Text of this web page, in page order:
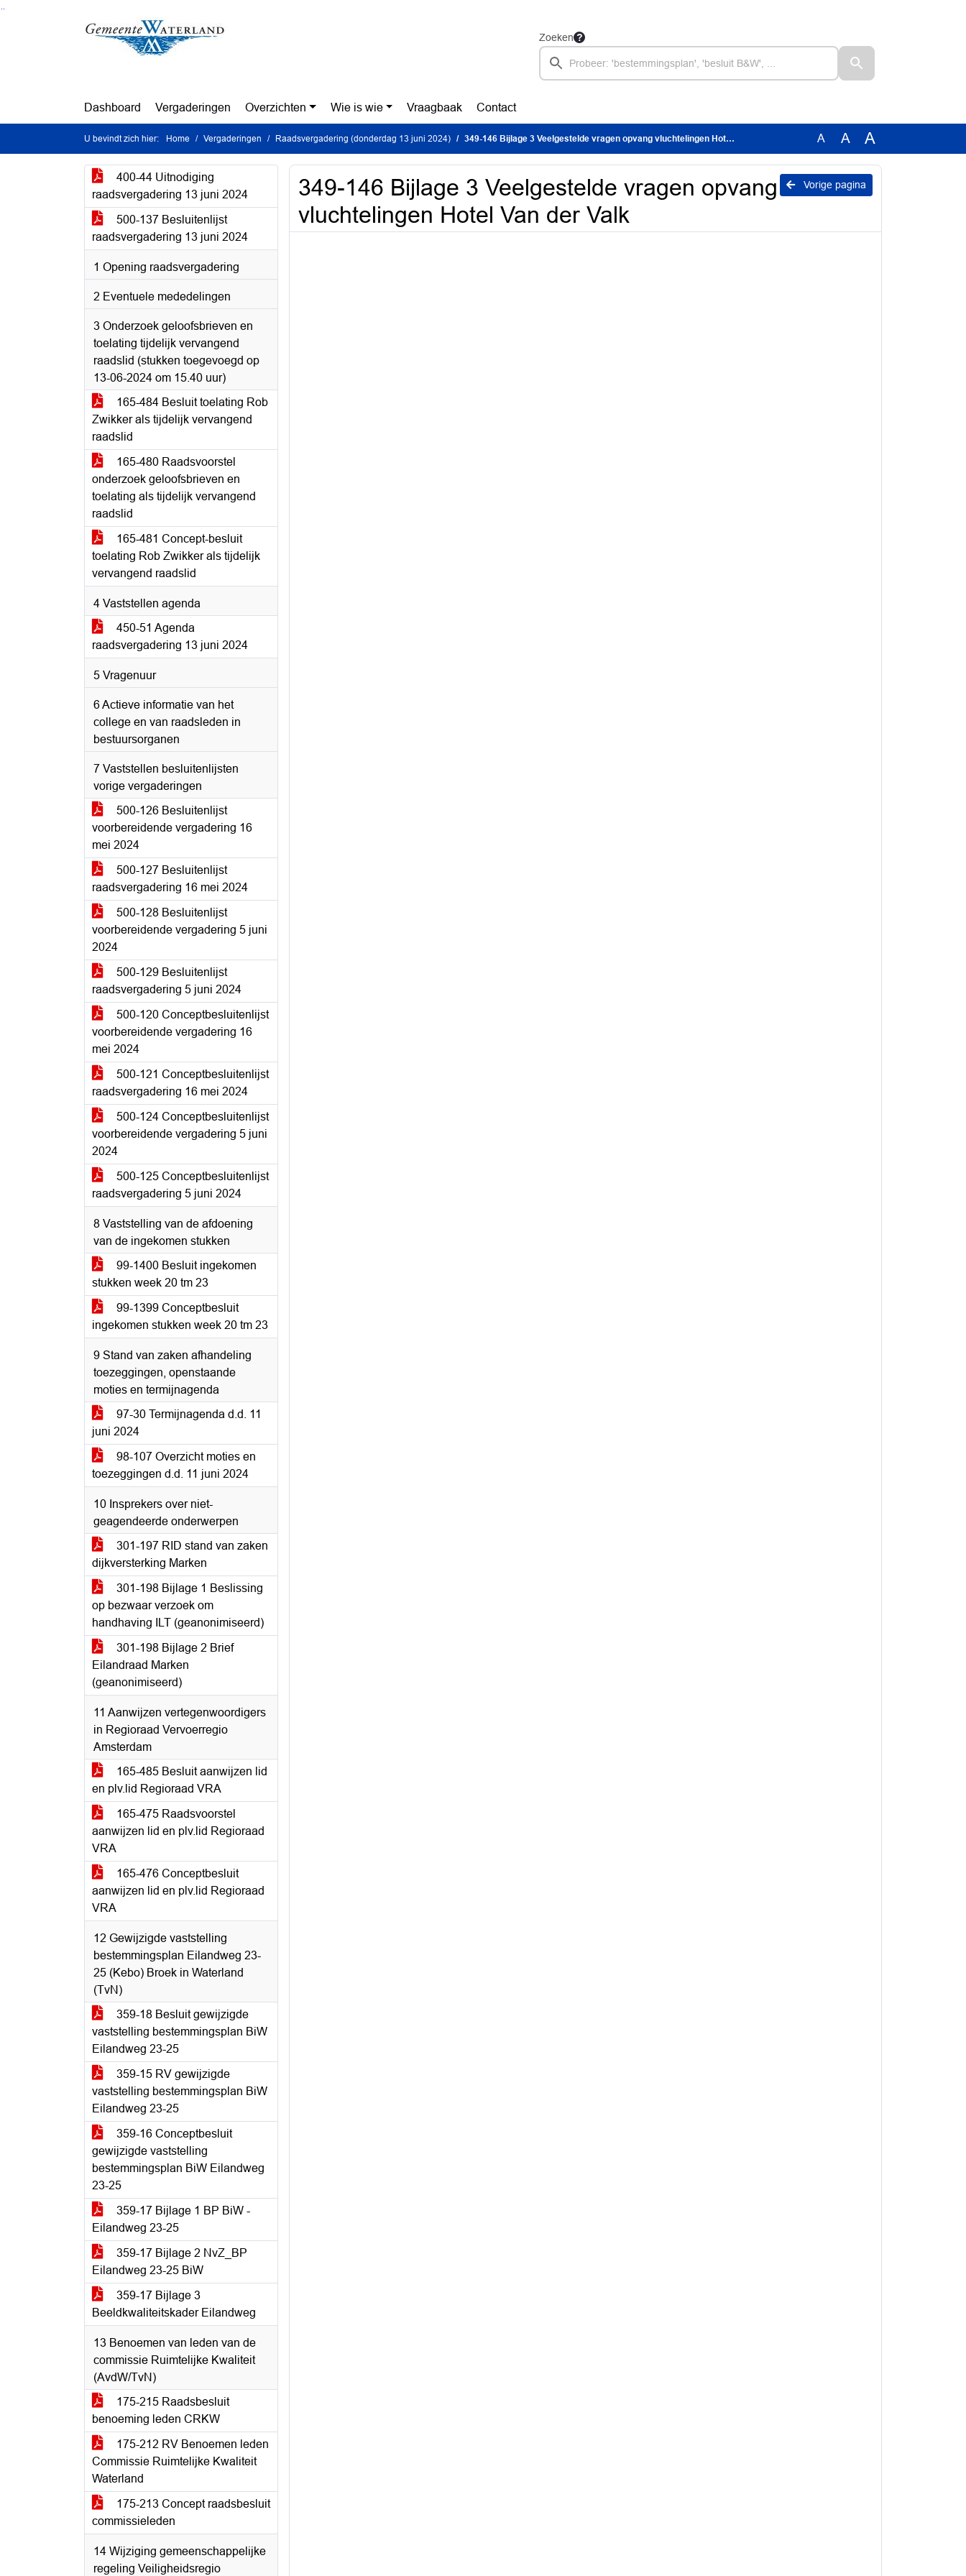
Ga naar de inhoud van deze pagina
Zoeken
Dashboard Vergaderingen Overzichten Wie is wie Vraagbaak Contact
U bevindt zich hier: Home Vergaderingen Raadsvergadering (donderdag 13 juni 2024) 349-146 Bijlage 3 Veelgestelde vragen opvang vluchtelingen Hotel Van der Valk A A A
400-44 Uitnodiging
raadsvergadering 13 juni 2024
500-137 Besluitenlijst
raadsvergadering 13 juni 2024
1 Opening raadsvergadering
2 Eventuele mededelingen
3 Onderzoek geloofsbrieven en
toelating tijdelijk vervangend
raadslid (stukken toegevoegd op
13-06-2024 om 15.40 uur)
165-484 Besluit toelating Rob
Zwikker als tijdelijk vervangend
raadslid
165-480 Raadsvoorstel
onderzoek geloofsbrieven en
toelating als tijdelijk vervangend
raadslid
165-481 Concept-besluit
toelating Rob Zwikker als tijdelijk
vervangend raadslid
4 Vaststellen agenda
450-51 Agenda
raadsvergadering 13 juni 2024
5 Vragenuur
6 Actieve informatie van het
college en van raadsleden in
bestuursorganen
7 Vaststellen besluitenlijsten
vorige vergaderingen
500-126 Besluitenlijst
voorbereidende vergadering 16
mei 2024
500-127 Besluitenlijst
raadsvergadering 16 mei 2024
500-128 Besluitenlijst
voorbereidende vergadering 5 juni
2024
500-129 Besluitenlijst
raadsvergadering 5 juni 2024
500-120 Conceptbesluitenlijst
voorbereidende vergadering 16
mei 2024
500-121 Conceptbesluitenlijst
raadsvergadering 16 mei 2024
500-124 Conceptbesluitenlijst
voorbereidende vergadering 5 juni
2024
500-125 Conceptbesluitenlijst
raadsvergadering 5 juni 2024
8 Vaststelling van de afdoening
van de ingekomen stukken
99-1400 Besluit ingekomen
stukken week 20 tm 23
99-1399 Conceptbesluit
ingekomen stukken week 20 tm 23
9 Stand van zaken afhandeling
toezeggingen, openstaande
moties en termijnagenda
97-30 Termijnagenda d.d. 11
juni 2024
98-107 Overzicht moties en
toezeggingen d.d. 11 juni 2024
10 Insprekers over niet-
geagendeerde onderwerpen
301-197 RID stand van zaken
dijkversterking Marken
301-198 Bijlage 1 Beslissing
op bezwaar verzoek om
handhaving ILT (geanonimiseerd)
301-198 Bijlage 2 Brief
Eilandraad Marken
(geanonimiseerd)
11 Aanwijzen vertegenwoordigers
in Regioraad Vervoerregio
Amsterdam
165-485 Besluit aanwijzen lid
en plv.lid Regioraad VRA
165-475 Raadsvoorstel
aanwijzen lid en plv.lid Regioraad
VRA
165-476 Conceptbesluit
aanwijzen lid en plv.lid Regioraad
VRA
12 Gewijzigde vaststelling
bestemmingsplan Eilandweg 23-
25 (Kebo) Broek in Waterland
(TvN)
359-18 Besluit gewijzigde
vaststelling bestemmingsplan BiW
Eilandweg 23-25
359-15 RV gewijzigde
vaststelling bestemmingsplan BiW
Eilandweg 23-25
359-16 Conceptbesluit
gewijzigde vaststelling
bestemmingsplan BiW Eilandweg
23-25
359-17 Bijlage 1 BP BiW -
Eilandweg 23-25
359-17 Bijlage 2 NvZ_BP
Eilandweg 23-25 BiW
359-17 Bijlage 3
Beeldkwaliteitskader Eilandweg
13 Benoemen van leden van de
commissie Ruimtelijke Kwaliteit
(AvdW/TvN)
175-215 Raadsbesluit
benoeming leden CRKW
175-212 RV Benoemen leden
Commissie Ruimtelijke Kwaliteit
Waterland
175-213 Concept raadsbesluit
commissieleden
14 Wijziging gemeenschappelijke
regeling Veiligheidsregio
Vorige pagina
349-146 Bijlage 3 Veelgestelde vragen opvang
vluchtelingen Hotel Van der Valk